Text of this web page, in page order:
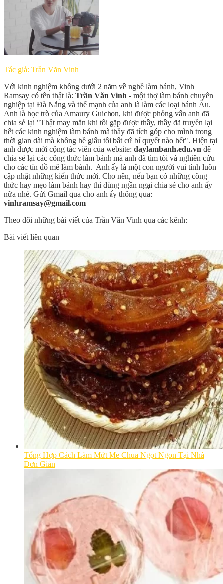
Tác giả: Trần Văn Vinh
Với kinh nghiệm không dưới 2 năm về nghề làm bánh, Vinh
Ramsay có tên thật là: Trần Văn Vinh - một thợ làm bánh chuyên
nghiệp tại Đà Nẵng và thế mạnh của anh là làm các loại bánh Âu.
Anh là học trò của Amaury Guichon, khi được phỏng vấn anh đã
chia sẻ lại "Thật may mắn khi tôi gặp được thầy, thầy đã truyền lại
hết các kinh nghiệm làm bánh mà thầy đã tích góp cho mình trong
thời gian dài mà không hề giấu tôi bất cứ bí quyết nào hết". Hiện tại
anh được mời cộng tác viên của website: daylambanh.edu.vn để
chia sẻ lại các công thức làm bánh mà anh đã tìm tòi và nghiên cứu
cho các tín đồ mê làm bánh. Anh ấy là một con người vui tính luôn
cập nhật những kiến thức mới. Cho nên, nếu bạn có những công
thức hay mẹo làm bánh hay thì đừng ngần ngại chia sẻ cho anh ấy
nữa nhé. Gửi Gmail qua cho anh ấy thông qua:
vinhramsay@gmail.com
Theo dõi những bài viết của Trần Văn Vinh qua các kênh:
Bài viết liên quan
Tổng Hợp Cách Làm Mứt Me Chua Ngọt Ngon Tại Nhà
Đơn Giản